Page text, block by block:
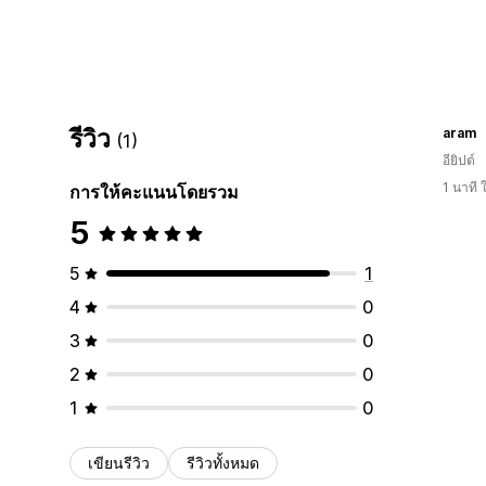
รีวิว (1)
การให้คะแนนโดยรวม
5
5
1
4
0
3
0
2
0
1
0
เขียนรีวิว รีวิวทั้งหมด
aram
อียิปต์
1 นาที